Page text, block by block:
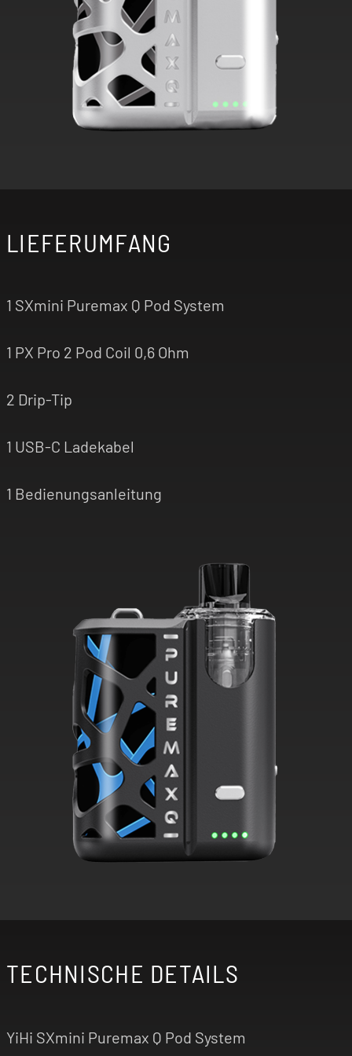
LIEFERUMFANG
1 SXmini Puremax Q Pod System
1 PX Pro 2 Pod Coil 0,6 Ohm
2 Drip-Tip
1 USB-C Ladekabel
1 Bedienungsanleitung
TECHNISCHE DETAILS
YiHi SXmini Puremax Q Pod System